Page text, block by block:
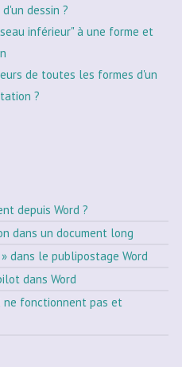
dessin ?
inférieur" à une forme et
de toutes les formes d'un
?
depuis Word ?
dans un document long
» dans le publipostage Word
dans Word
ne fonctionnent pas et